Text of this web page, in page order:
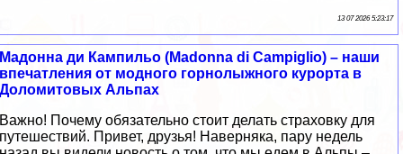
13 07 2026 5:23:17
Мадонна ди Кампильо (Madonna di Campiglio) – наши
впечатления от модного горнолыжного курорта в
Доломитовых Альпах
Важно! Почему обязательно стоит делать страховку для
путешествий. Привет, друзья! Наверняка, пару недель